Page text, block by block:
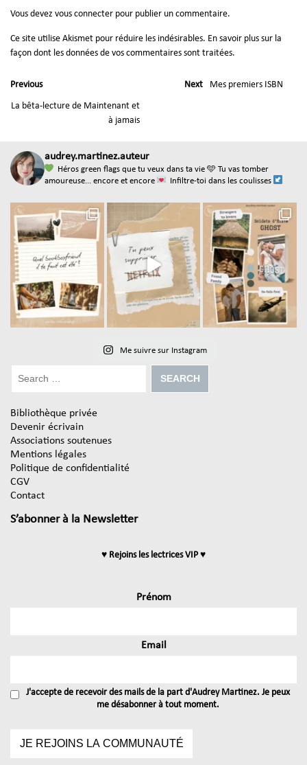
Vous devez vous connecter pour publier un commentaire.
Ce site utilise Akismet pour réduire les indésirables. En savoir plus sur la
façon dont les données de vos commentaires sont traitées.
Previous
La bêta-lecture de Maintenant et
à jamais
Next Mes premiers ISBN
audrey.martinez.auteur
Héros green flags que tu veux dans ta vie 🩵 Tu vas tomber
amoureuse... encore et encore
Infiltre-toi dans les coulisses
Me suivre sur Instagram
Bibliothèque privée
Devenir écrivain
Associations soutenues
Mentions légales
Politique de confidentialité
CGV
Contact
S’abonner à la Newsletter
♥ Rejoins les lectrices VIP ♥
Prénom
Email
J'accepte de recevoir des mails de la part d'Audrey Martinez. Je peux
me désabonner à tout moment.